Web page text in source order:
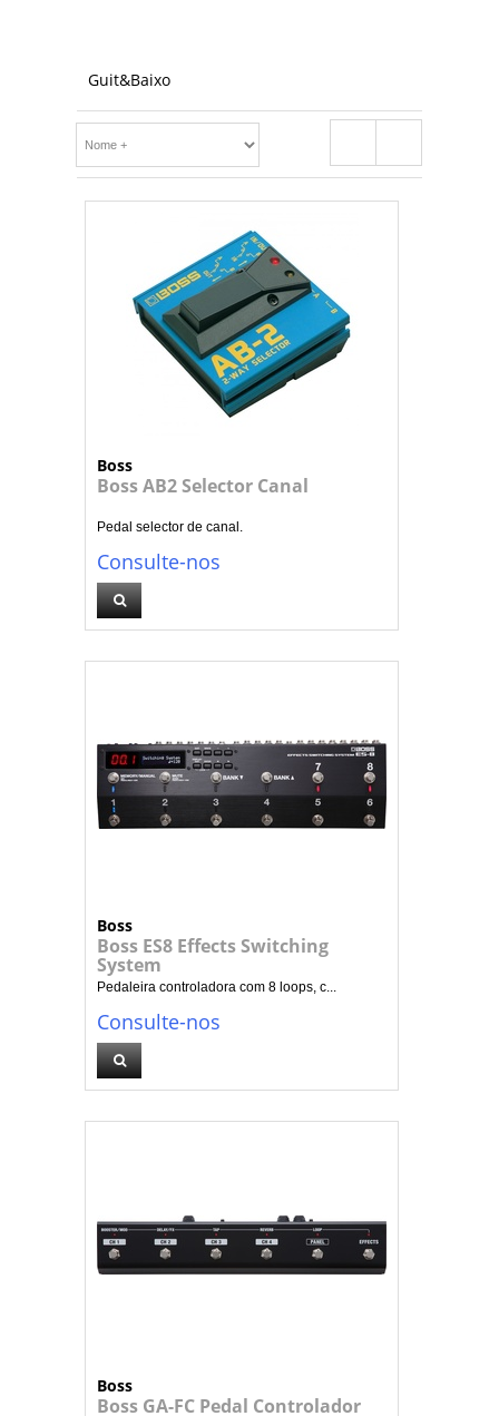
Guit&Baixo
Boss
Boss AB2 Selector Canal
Pedal selector de canal.
Consulte-nos
Boss
Boss ES8 Effects Switching
System
Pedaleira controladora com 8 loops, c...
Consulte-nos
Boss
Boss GA-FC Pedal Controlador